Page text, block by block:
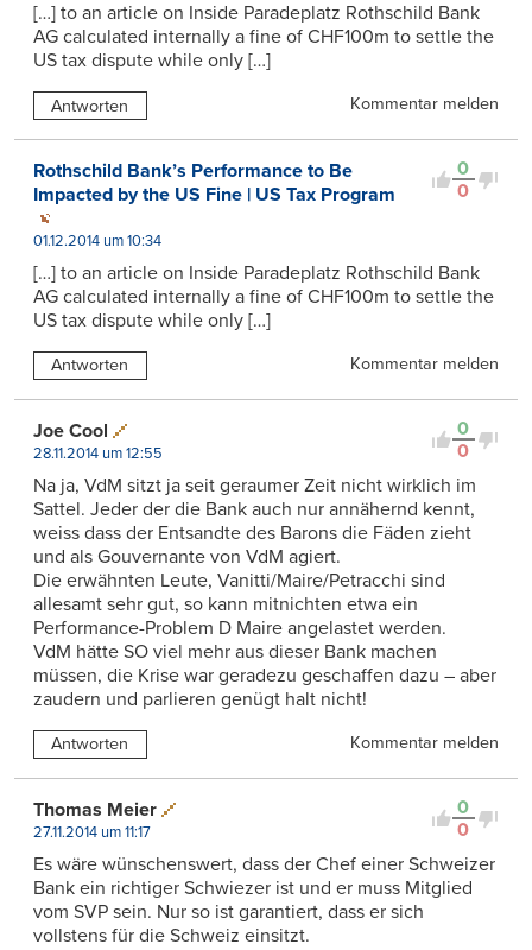
[…] to an article on Inside Paradeplatz Rothschild Bank
AG calculated internally a fine of CHF100m to settle the
US tax dispute while only […]
Antworten Kommentar melden
0
0
Rothschild Bank’s Performance to Be
Impacted by the US Fine | US Tax Program
01.12.2014 um 10:34
[…] to an article on Inside Paradeplatz Rothschild Bank
AG calculated internally a fine of CHF100m to settle the
US tax dispute while only […]
Antworten Kommentar melden
0
0
Joe Cool
28.11.2014 um 12:55
Na ja, VdM sitzt ja seit geraumer Zeit nicht wirklich im
Sattel. Jeder der die Bank auch nur annähernd kennt,
weiss dass der Entsandte des Barons die Fäden zieht
und als Gouvernante von VdM agiert.
Die erwähnten Leute, Vanitti/Maire/Petracchi sind
allesamt sehr gut, so kann mitnichten etwa ein
Performance-Problem D Maire angelastet werden.
VdM hätte SO viel mehr aus dieser Bank machen
müssen, die Krise war geradezu geschaffen dazu – aber
zaudern und parlieren genügt halt nicht!
Antworten Kommentar melden
0
0
Thomas Meier
27.11.2014 um 11:17
Es wäre wünschenswert, dass der Chef einer Schweizer
Bank ein richtiger Schwiezer ist und er muss Mitglied
vom SVP sein. Nur so ist garantiert, dass er sich
vollstens für die Schweiz einsitzt.